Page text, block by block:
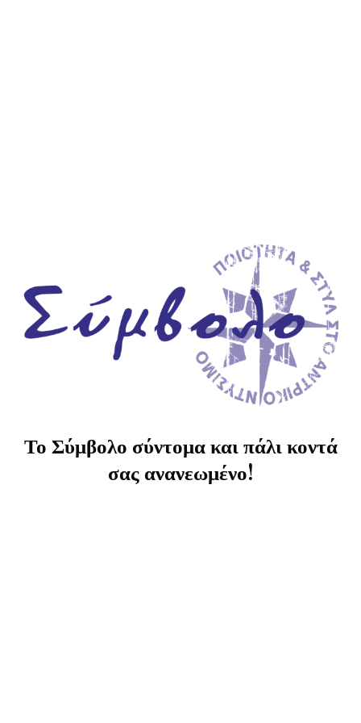
Το Σύμβολο σύντομα και πάλι κοντά
σας ανανεωμένο!